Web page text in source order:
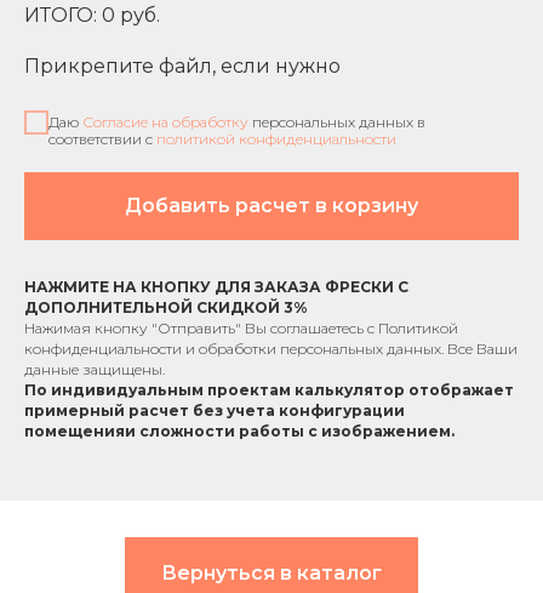
ИТОГО: 0 руб.
Прикрепите файл, если нужно
Даю Согласие на обработку персональных данных в
соответствии с политикой конфиденциальности
Добавить расчет в корзину
НАЖМИТЕ НА КНОПКУ ДЛЯ ЗАКАЗА ФРЕСКИ С
ДОПОЛНИТЕЛЬНОЙ СКИДКОЙ 3%
Нажимая кнопку "Отправить" Вы соглашаетесь с Политикой
конфиденциальности и обработки персональных данных. Все Ваши
данные защищены.
По индивидуальным проектам калькулятор отображает
примерный расчет без учета конфигурации
помещенияи сложности работы с изображением.
Вернуться в каталог